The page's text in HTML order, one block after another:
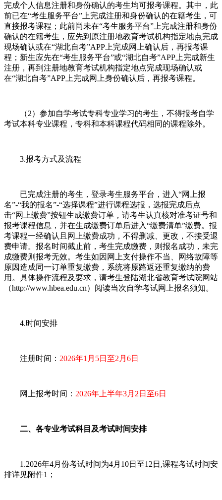
完成个人信息注册和身份确认的考生均可报考课程。其中，此
前已在“考生服务平台”上完成注册和身份确认的在籍考生，可
直接报考课程；此前尚未在“考生服务平台”上完成注册和身份
确认的在籍考生，应先到原注册地教育考试机构指定地点完成
现场确认或在“湖北自考”APP上完成网上确认后，再报考课
程；新生应先在“考生服务平台”或“湖北自考”APP上完成新生
注册，再到注册地教育考试机构指定地点完成现场确认或
在“湖北自考”APP上完成网上身份确认后，再报考课程。
（2）参加自学考试专科专业学习的考生，不得报考自学
考试本科专业课程，专科和本科课程代码相同的课程除外。
3.报考方式及流程
已完成注册的考生，登录考生服务平台，进入“网上报
名”-“我的报名”-“选择课程”进行课程选报，选报完成后点
击“网上缴费”按钮生成缴费订单，请考生认真核对准考证号和
报考课程信息，并在生成缴费订单后进入“缴费清单”缴费。报
考课程一经确认且网上缴费成功，不得删减、更改，不接受退
费申请。报名时间截止前，考生完成缴费，则报名成功，未完
成缴费则报考无效。考生如因网上支付操作不当、网络故障等
原因造成同一订单重复缴费，系统将原路返还重复缴纳的费
用。具体操作流程及要求，请考生登陆湖北省教育考试院网站
（http://www.hbea.edu.cn）阅读当次自学考试网上报名须知。
4.时间安排
注册时间： 2026年1月5日至2月6日
网上报考时间： 2026年上半年3月2日至6日
二、各专业考试科目及考试时间安排
1.2026年4月份考试时间为4月10日至12日,课程考试时间安
排详见附件1；